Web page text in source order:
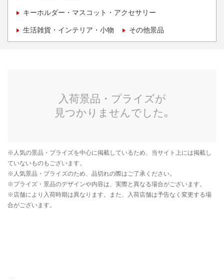
キーホルダー・マスコット・アクセサリー
生活雑貨・インテリア・小物 その他景品